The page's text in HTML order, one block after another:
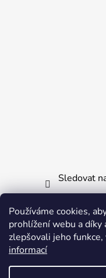
Používáme cookies,
prohlížení webu a díky
zlepšovali jeho
informací
Sledovat
Informace pro
Obchodní podmínky